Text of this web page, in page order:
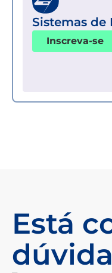
Sistemas de
Inscreva-se
Está